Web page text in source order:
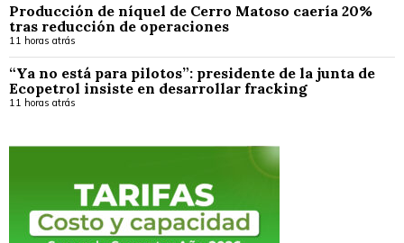
Producción de níquel de Cerro Matoso caería 20%
tras reducción de operaciones
11 horas atrás
“Ya no está para pilotos”: presidente de la junta de
Ecopetrol insiste en desarrollar fracking
11 horas atrás